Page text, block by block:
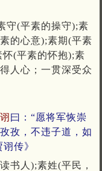
守(平素的操守);素
的心意);素期(平素
(平素的怀抱);素
人心；一贯深受众
诩 曰：“愿将军恢崇
孜，不违子道，如
传》
书人);素姓(平民，